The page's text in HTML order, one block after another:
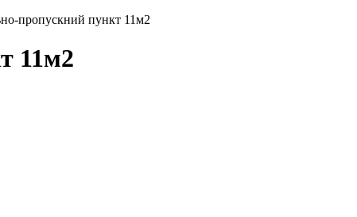
пропускний пункт 11м2
11м2